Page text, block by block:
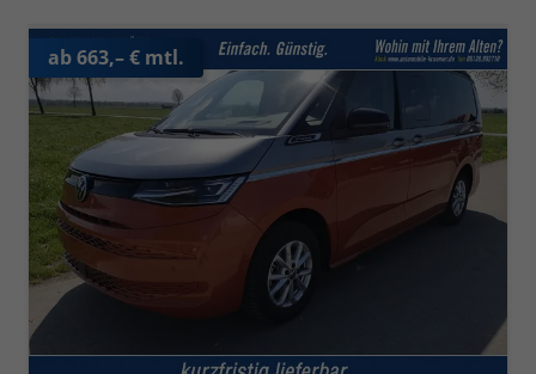
ab 663,– € mtl.